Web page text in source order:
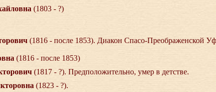
(1803 - ?)
(1816 - после 1853). Диакон Спасо-Преображенской
(1816 - после 1853)
(1817 - ?). Предположительно, умер в детстве.
(1823 - ?).